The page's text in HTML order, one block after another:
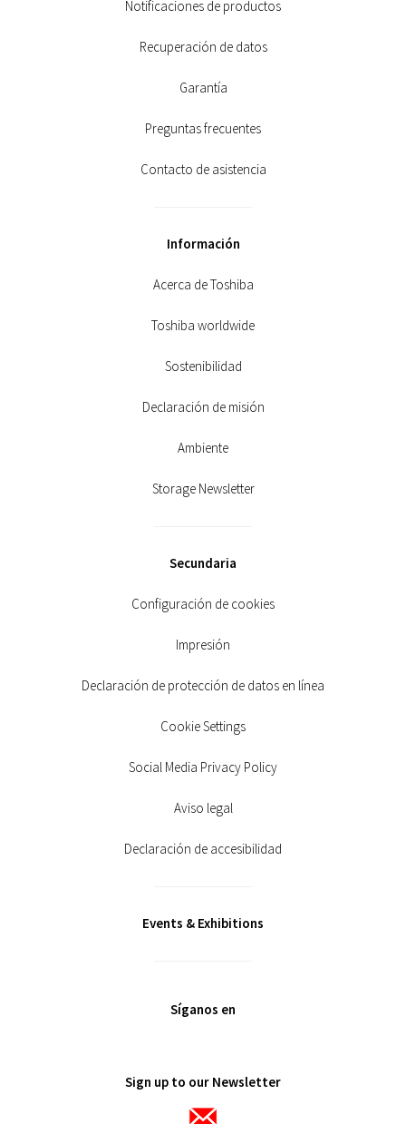
Notificaciones de productos
Recuperación de datos
Garantía
Preguntas frecuentes
Contacto de asistencia
Información
Acerca de Toshiba
Toshiba worldwide
Sostenibilidad
Declaración de misión
Ambiente
Storage Newsletter
Secundaria
Configuración de cookies
Impresión
Declaración de protección de datos en línea
Cookie Settings
Social Media Privacy Policy
Aviso legal
Declaración de accesibilidad
Events & Exhibitions
Síganos en
Sign up to our Newsletter